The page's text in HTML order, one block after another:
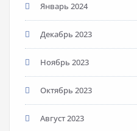
Январь 2024
Декабрь 2023
Ноябрь 2023
Октябрь 2023
Август 2023